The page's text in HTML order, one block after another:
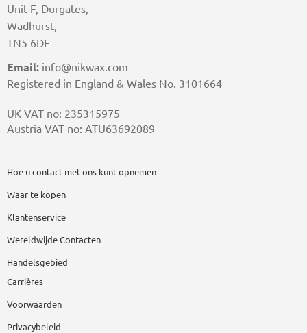
Unit F, Durgates,
Wadhurst,
TN5 6DF
Email: info@nikwax.com
Registered in England & Wales No. 3101664
UK VAT no: 235315975
Austria VAT no: ATU63692089
Hoe u contact met ons kunt opnemen
Waar te kopen
Klantenservice
Wereldwijde Contacten
Handelsgebied
Carrières
Voorwaarden
Privacybeleid